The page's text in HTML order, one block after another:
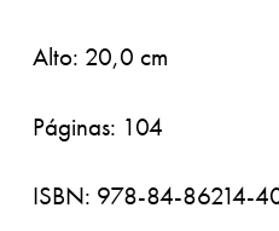
Alto: 20,0 cm
Páginas: 104
ISBN: 978-84-86214-